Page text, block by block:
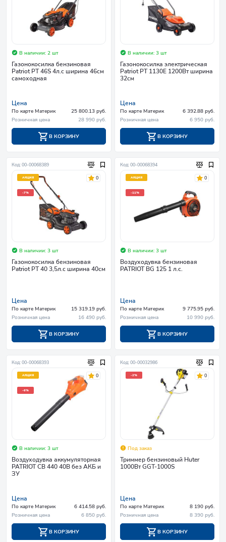
В наличии: 2 шт
Газонокосилка бензиновая
Patriot PT 46S 4л.с ширина 46см
самоходная
Цена
По карте Материк
25 800.13 руб.
Розничная цена
28 990 руб.
В КОРЗИНУ
В наличии: 3 шт
Газонокосилка электрическая
Patriot PT 1130E 1200Вт ширина
32см
Цена
По карте Материк
6 392.88 руб.
Розничная цена
6 950 руб.
В КОРЗИНУ
Код: 00-00068389
АКЦИЯ
-7%
0
В наличии: 3 шт
Газонокосилка бензиновая
Patriot PT 40 3,5л.с ширина 40см
Цена
По карте Материк
15 319.19 руб.
Розничная цена
16 490 руб.
В КОРЗИНУ
Код: 00-00068394
АКЦИЯ
-11%
0
В наличии: 3 шт
Воздуходувка бензиновая
PATRIOT BG 125 1 л.с.
Цена
По карте Материк
9 775.95 руб.
Розничная цена
10 990 руб.
В КОРЗИНУ
Код: 00-00068393
АКЦИЯ
-6%
0
В наличии: 3 шт
Воздуходувка аккумуляторная
PATRIOT CB 440 40В без АКБ и
ЗУ
Цена
По карте Материк
6 414.58 руб.
Розничная цена
6 850 руб.
В КОРЗИНУ
Код: 00-00032986
-2% 0
Под заказ
Триммер бензиновый Huter
1000Вт GGT-1000S
Цена
По карте Материк
8 190 руб.
Розничная цена
8 390 руб.
В КОРЗИНУ